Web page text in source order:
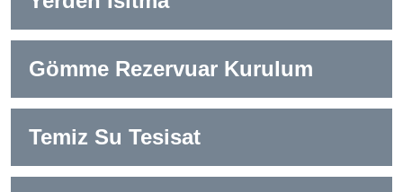
Gömme Rezervuar Kurulum
Temiz Su Tesisat